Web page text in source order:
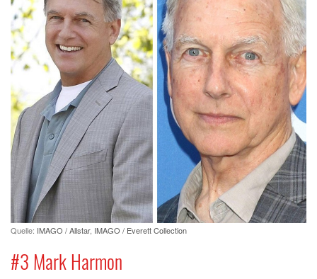
Quelle: IMAGO / Allstar, IMAGO / Everett Collection
#3 Mark Harmon